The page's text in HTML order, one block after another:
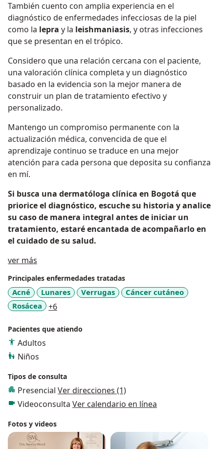
También cuento con amplia experiencia en el
diagnóstico de enfermedades infecciosas de la piel
como la lepra y la leishmaniasis, y otras infecciones
que se presentan en el trópico.
Considero que una relación cercana con el paciente,
una valoración clínica completa y un diagnóstico
basado en la evidencia son la mejor manera de
construir un plan de tratamiento efectivo y
personalizado.
Mantengo un compromiso permanente con la
actualización médica, convencida de que el
aprendizaje continuo se traduce en una mejor
atención para cada persona que deposita su confianza
en mí.
Si busca una dermatóloga clínica en Bogotá que
priorice el diagnóstico, escuche su historia y analice
su caso de manera integral antes de iniciar un
tratamiento, estaré encantada de acompañarlo en
el cuidado de su salud.
ver más
Principales enfermedades tratadas
Acné Lunares Verrugas
Cáncer cutáneo
Rosácea
+6a11y_sr_more_diseases
Pacientes que atiendo
Adultos
Niños
Tipos de consulta
Presencial Ver direcciones (1)
Videoconsulta Ver calendario en línea
Fotos y videos